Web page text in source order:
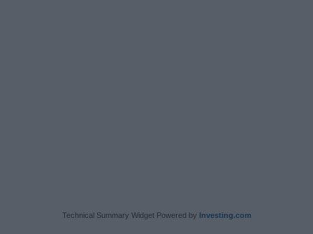
Technical Summary Widget Powered by Investing.com